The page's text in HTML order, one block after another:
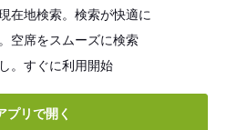
在地検索。検索が快適に
空席をスムーズに検索
。すぐに利用開始
プリで開く